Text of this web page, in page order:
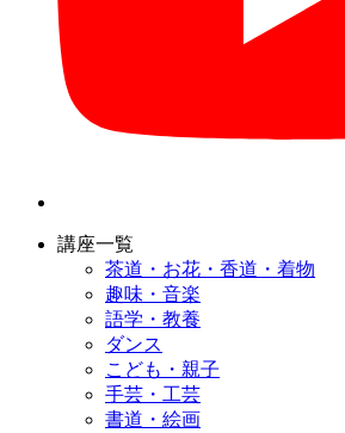
講座一覧
茶道・お花・香道・着物
趣味・音楽
語学・教養
ダンス
こども・親子
手芸・工芸
書道・絵画